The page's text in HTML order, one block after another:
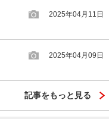
2025年04月11日
2025年04月09日
記事をもっと見る